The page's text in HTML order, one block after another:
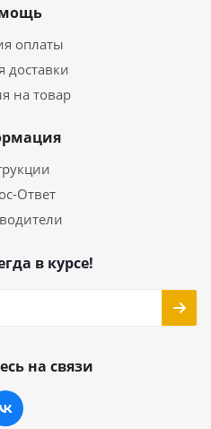
оплаты
доставки
на товар
Ответ
в курсе!
на связи